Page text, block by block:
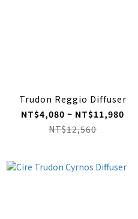
Trudon Reggio Diffuser
NT$4,080 ~ NT$11,980
NT$12,560